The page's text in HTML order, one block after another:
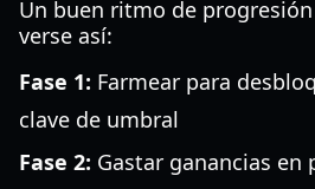
Un buen ritmo de
verse así:
Fase 1: Farmear para
clave de umbral
Fase 2: Gastar ganancias en